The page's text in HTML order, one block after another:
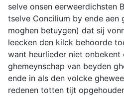
selve onsen eerweerdichsten
tselve Concilium by ende aen
moghen betuygen) dat sij
leecken den kilck behoorde
want heurlieder niet onbekent
ghemeynschap van beyden
ende in als den volcke
redenen totten tijt